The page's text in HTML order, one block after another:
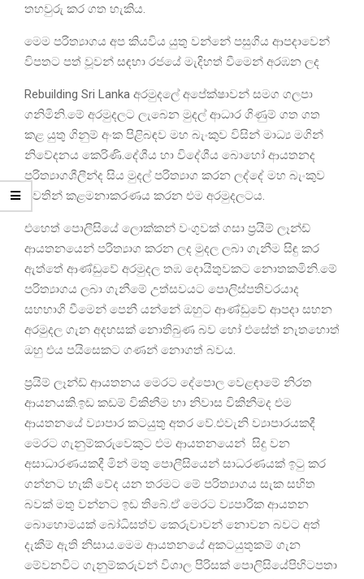
තහවුරු කර ගත හැකිය.
මෙම පරිත්‍යාගය අප කියවිය යුතු වන්නේ පසුගිය ආපදාවෙන්
විපතට පත් වූවන් සඳහා රජයේ මැදිහත් වීමෙන් අරඹන ලද
Rebuilding Sri Lanka අරමුදලේ අපේක්ෂාවන් සමග ගලපා
ගනිමිනි.මේ අරමුදලට ලැබෙන මුදල් ආධාර ගිණුම් ගත ගත
කළ යුතු ගිනුම් අංක පිළිබඳව මහ බැංකුව විසින් මාධ්‍ය මගින්
නිවේදනය කෙරිණි.දේශීය හා විදේශීය බොහෝ ආයතනද
පරිත්‍යාගශීලීන්ද සිය මුදල් පරිත්‍යාග කරන ලද්දේ මහ බැංකුව
වෙතින් කළමනාකරණය කරන එම අරමුදලටය.
එහෙත් පොලීසියේ ලොක්කන් වංගුවක් ගසා ප්‍රයිම් ලෑන්ඩ්
ආයතනයෙන් පරිත්‍යාග කරන ලද මුදල ලබා ගැනීම සිඳු කර
ඇත්තේ ආණ්ඩුවේ අරමුදල තඹ දොයිතුවකට නොතකමිනි.මේ
පරිත්‍යාගය ලබා ගැනීමේ උත්සවයට පොලිස්පතිවරයාද
සහභාගි වීමෙන් පෙනී යන්නේ ඔහුට ආණ්ඩුවේ ආපදා සහන
අරමුදල ගැන අදහසක් නොතිබුණ බව හෝ එසේත් නැතහොත්
ඔහු එය පයිසෙකට ගණන් නොගත් බවය.
ප්‍රයිම් ලෑන්ඩ් ආයතනය මෙරට දේපොල වෙළඳාමේ නිරත
ආයනයකි.ඉඩ කඩම් විකිනීම හා නිවාස විකිනීමද එම
ආයතනයේ ව්‍යාපාර කටයුතු අතර වේ.එවැනි ව්‍යාපාරයකදී
මෙරට ගැනුම්කරුවෙකුට එම ආයතනයෙන් සිදු වන
අසාධාරණයකදී මින් මතු පොලීසියෙන් සාධරණයක් ඉටු කර
ගන්නට හැකි⁣ වේද යන තරමට මේ පරිත්‍යාගය සැක සහිත
බවක් මතු වන්නට ඉඩ තිබේ.ඒ මෙරට ව්‍යපාරික ආයතන
බොහොමයක් බෝධිසත්ව කෙරුවාවන් නොවන බවට අත්
දැකීම් ඇති නිසාය.මෙම ආයතනයේ අකටයුතුකම් ගැන
මේවනවිට ගැනුම්කරුවන් විශාල පිරිසක් පොලිසියේපිහිටපතා